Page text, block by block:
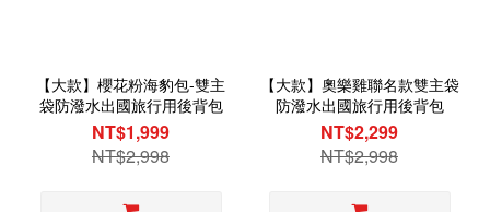
【大款】櫻花粉海豹包-雙主
袋防潑水出國旅行用後背包
NT$1,999
NT$2,998
【大款】奧樂雞聯名款雙主袋
防潑水出國旅行用後背包
NT$2,299
NT$2,998